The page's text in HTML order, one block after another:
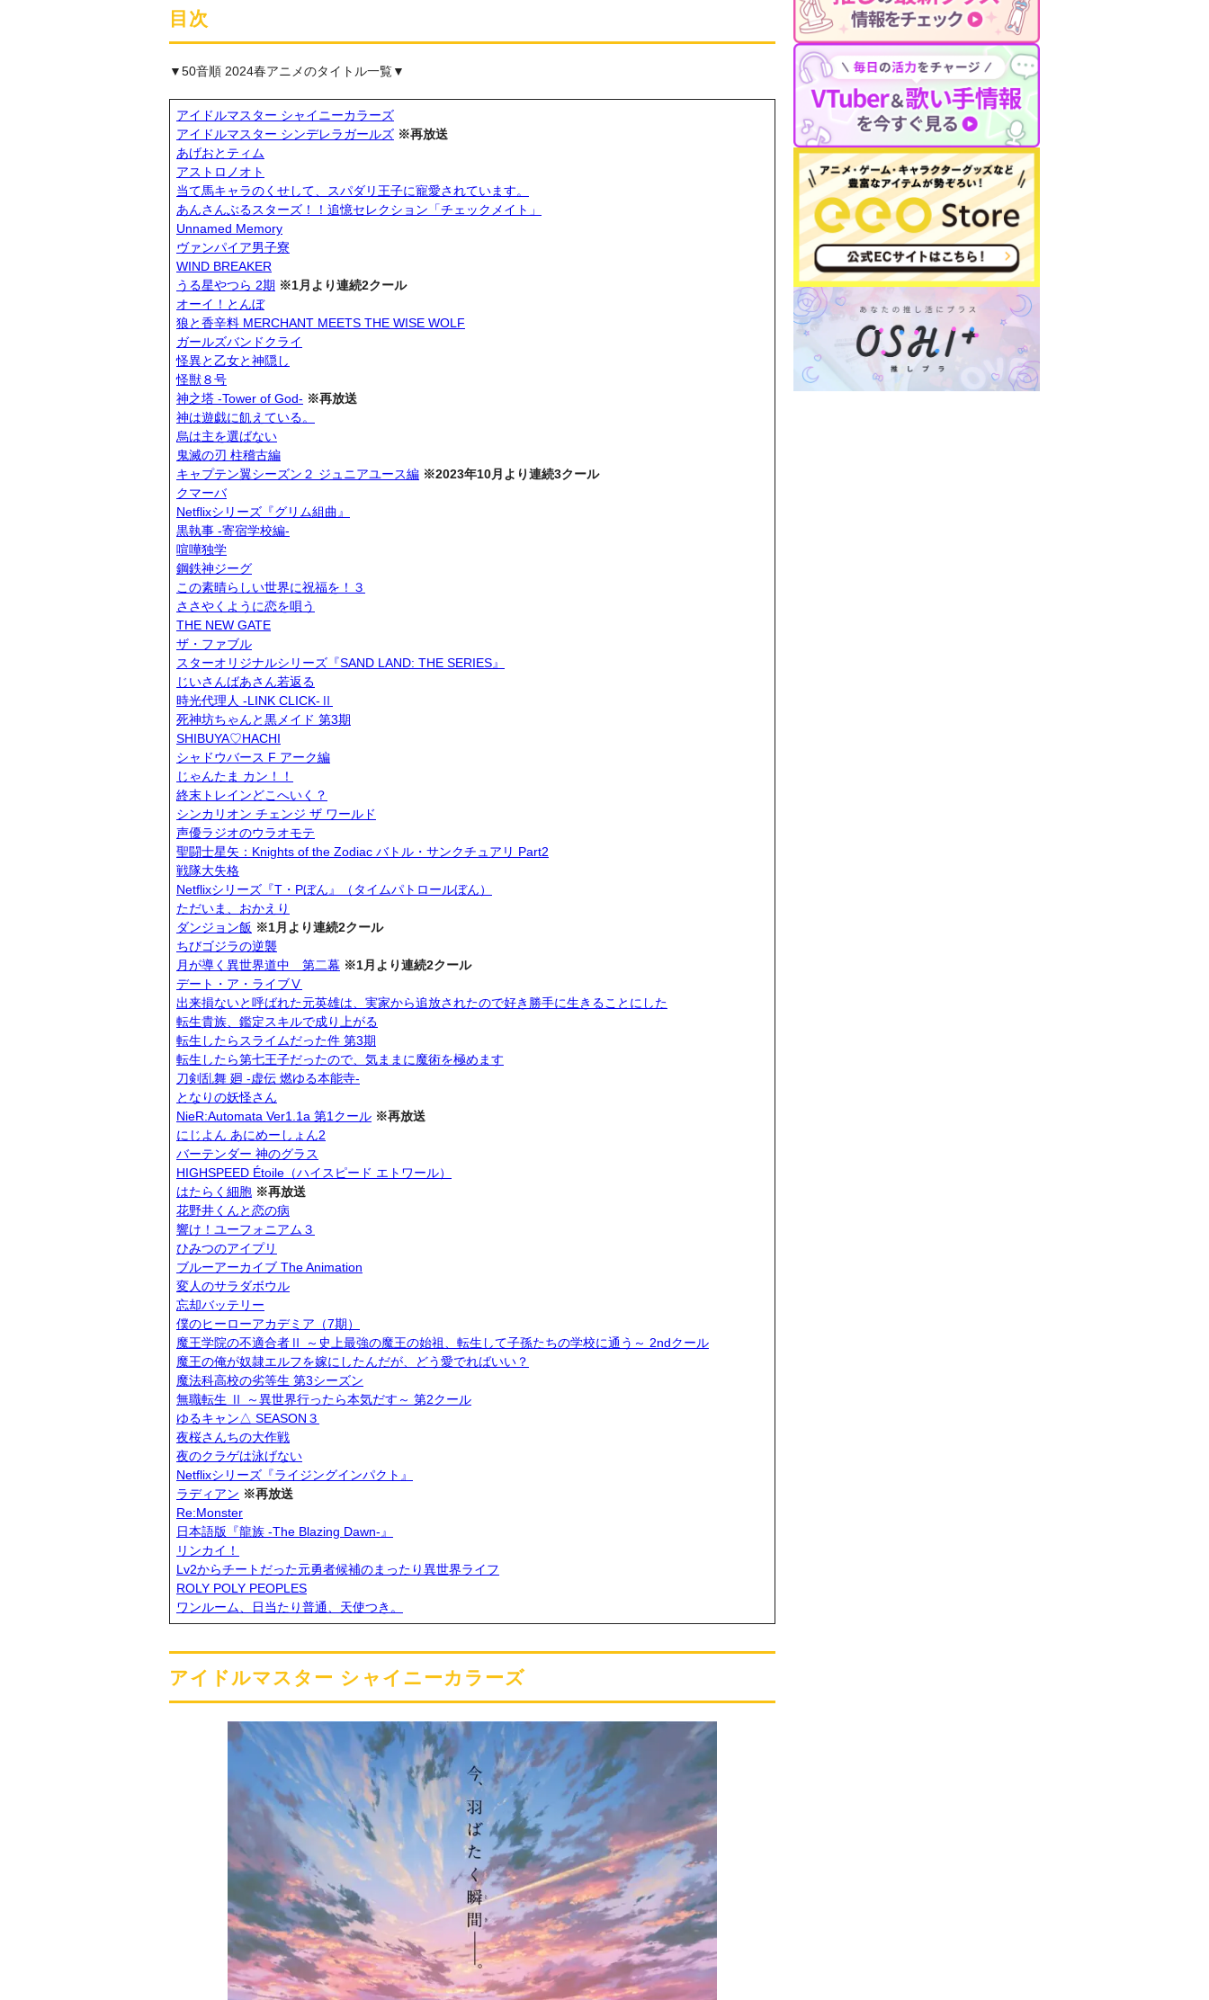
目次
▼50音順 2024春アニメのタイトル一覧▼
アイドルマスター シャイニーカラーズ
アイドルマスター シンデレラガールズ ※再放送
あげおとティム
アストロノオト
当て馬キャラのくせして、スパダリ王子に寵愛されています。
あんさんぶるスターズ！！追憶セレクション「チェックメイト」
Unnamed Memory
ヴァンパイア男子寮
WIND BREAKER
うる星やつら 2期 ※1月より連続2クール
オーイ！とんぼ
狼と香辛料 MERCHANT MEETS THE WISE WOLF
ガールズバンドクライ
怪異と乙女と神隠し
怪獣８号
神之塔 -Tower of God- ※再放送
神は遊戯に飢えている。
烏は主を選ばない
鬼滅の刃 柱稽古編
キャプテン翼シーズン２ ジュニアユース編 ※2023年10月より連続3クール
クマーバ
Netflixシリーズ『グリム組曲』
黒執事 -寄宿学校編-
喧嘩独学
鋼鉄神ジーグ
この素晴らしい世界に祝福を！３
ささやくように恋を唄う
THE NEW GATE
ザ・ファブル
スターオリジナルシリーズ『SAND LAND: THE SERIES』
じいさんばあさん若返る
時光代理人 -LINK CLICK-Ⅱ
死神坊ちゃんと黒メイド 第3期
SHIBUYA♡HACHI
シャドウバース F アーク編
じゃんたま カン！！
終末トレインどこへいく？
シンカリオン チェンジ ザ ワールド
声優ラジオのウラオモテ
聖闘士星矢：Knights of the Zodiac バトル・サンクチュアリ Part2
戦隊大失格
Netflixシリーズ『T・Pぼん』（タイムパトロールぼん）
ただいま、おかえり
ダンジョン飯 ※1月より連続2クール
ちびゴジラの逆襲
月が導く異世界道中 第二幕 ※1月より連続2クール
デート・ア・ライブⅤ
出来損ないと呼ばれた元英雄は、実家から追放されたので好き勝手に生きることにした
転生貴族、鑑定スキルで成り上がる
転生したらスライムだった件 第3期
転生したら第七王子だったので、気ままに魔術を極めます
刀剣乱舞 廻 -虚伝 燃ゆる本能寺-
となりの妖怪さん
NieR:Automata Ver1.1a 第1クール ※再放送
にじよん あにめーしょん2
バーテンダー 神のグラス
HIGHSPEED Étoile（ハイスピード エトワール）
はたらく細胞 ※再放送
花野井くんと恋の病
響け！ユーフォニアム３
ひみつのアイプリ
ブルーアーカイブ The Animation
変人のサラダボウル
忘却バッテリー
僕のヒーローアカデミア（7期）
魔王学院の不適合者Ⅱ ～史上最強の魔王の始祖、転生して子孫たちの学校に通う～ 2ndクール
魔王の俺が奴隷エルフを嫁にしたんだが、どう愛でればいい？
魔法科高校の劣等生 第3シーズン
無職転生 Ⅱ ～異世界行ったら本気だす～ 第2クール
ゆるキャン△ SEASON３
夜桜さんちの大作戦
夜のクラゲは泳げない
Netflixシリーズ『ライジングインパクト』
ラディアン ※再放送
Re:Monster
日本語版『龍族 -The Blazing Dawn-』
リンカイ！
Lv2からチートだった元勇者候補のまったり異世界ライフ
ROLY POLY PEOPLES
ワンルーム、日当たり普通、天使つき。
アイドルマスター シャイニーカラーズ